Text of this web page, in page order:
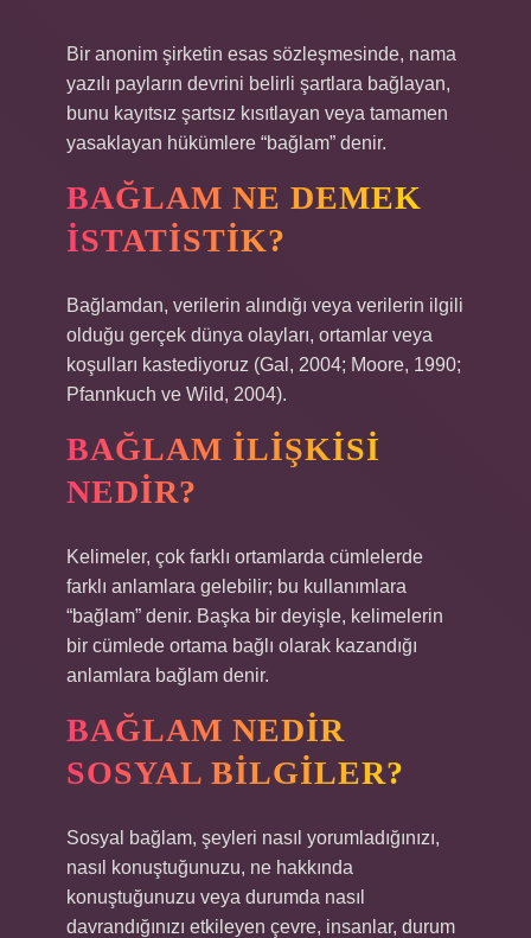
Bir anonim şirketin esas sözleşmesinde, nama
yazılı payların devrini belirli şartlara bağlayan,
bunu kayıtsız şartsız kısıtlayan veya tamamen
yasaklayan hükümlere “bağlam” denir.
BAĞLAM NE DEMEK
ISTATISTIK?
Bağlamdan, verilerin alındığı veya verilerin ilgili
olduğu gerçek dünya olayları, ortamlar veya
koşulları kastediyoruz (Gal, 2004; Moore, 1990;
Pfannkuch ve Wild, 2004).
BAĞLAM ILIŞKISI
NEDIR?
Kelimeler, çok farklı ortamlarda cümlelerde
farklı anlamlara gelebilir; bu kullanımlara
“bağlam” denir. Başka bir deyişle, kelimelerin
bir cümlede ortama bağlı olarak kazandığı
anlamlara bağlam denir.
BAĞLAM NEDIR
SOSYAL BILGILER?
Sosyal bağlam, şeyleri nasıl yorumladığınızı,
nasıl konuştuğunuzu, ne hakkında
konuştuğunuzu veya durumda nasıl
davrandığınızı etkileyen çevre, insanlar, durum